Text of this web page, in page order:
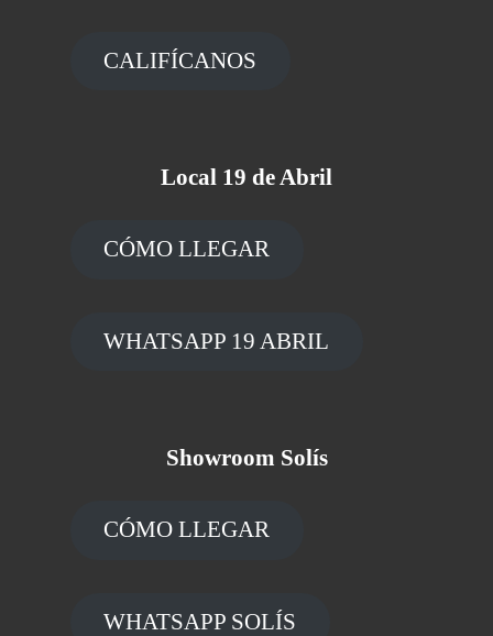
CALIFÍCANOS
Local 19 de Abril
CÓMO LLEGAR
WHATSAPP 19 ABRIL
Showroom Solís
CÓMO LLEGAR
WHATSAPP SOLÍS